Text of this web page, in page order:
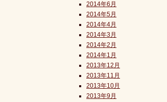
2014年6月
2014年5月
2014年4月
2014年3月
2014年2月
2014年1月
2013年12月
2013年11月
2013年10月
2013年9月